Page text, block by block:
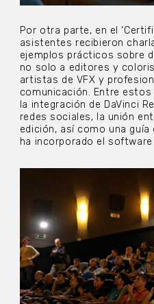
Por otra parte, en el
asistentes recibieron
ejemplos prácticos sobre
no solo a editores y
artistas de VFX y
comunicación. Entre
la integración de DaVinci
redes sociales, la unión
edición, así como una
ha incorporado el